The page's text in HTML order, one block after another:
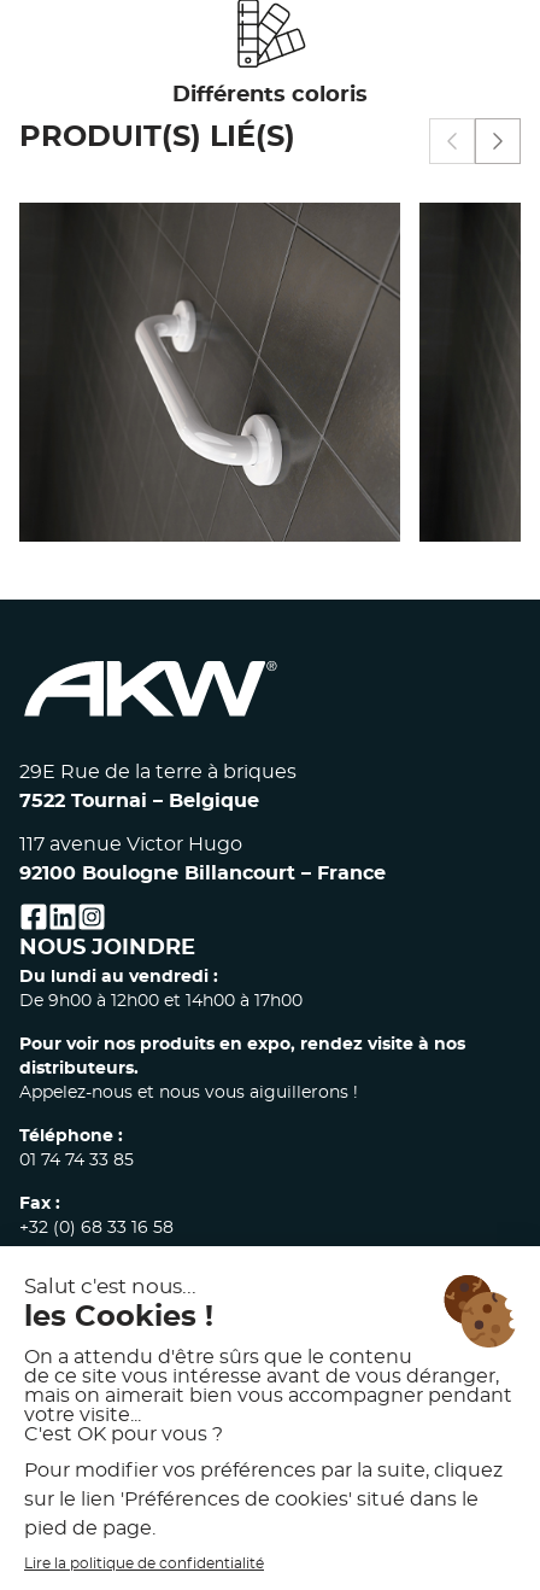
Différents coloris
PRODUIT(S) LIÉ(S)
Afficher
BARRES EPOXY
29E Rue de la terre à briques
7522 Tournai – Belgique
117 avenue Victor Hugo
92100 Boulogne Billancourt – France
facebook
linkedin
instagram
NOUS JOINDRE
Du lundi au vendredi :
De 9h00 à 12h00 et 14h00 à 17h00
Pour voir nos produits en expo, rendez visite à nos
distributeurs.
Appelez-nous et nous vous aiguillerons !
Téléphone :
01 74 74 33 85
Fax :
+32 (0) 68 33 16 58
commandes@akw-medicare.com
© 2026 AKW INTERNATIONAL
MENTIONS LÉGALES
POLITIQUE DE CONFIDENTIALITÉ
CONDITIONS GÉNÉRALES DE VENTE
CHARTE D’UTILISATION DES VISUELS AKW